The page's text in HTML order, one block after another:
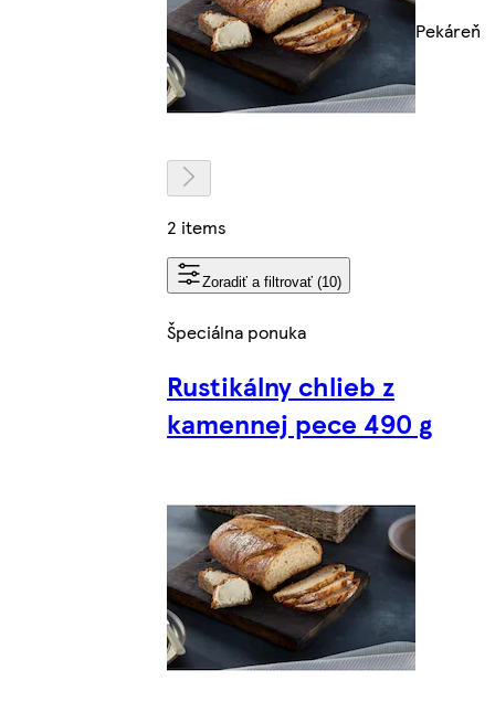
Pekáreň
2 items
Zoradiť a filtrovať (10)
Špeciálna ponuka
Rustikálny chlieb z
kamennej pece 490 g